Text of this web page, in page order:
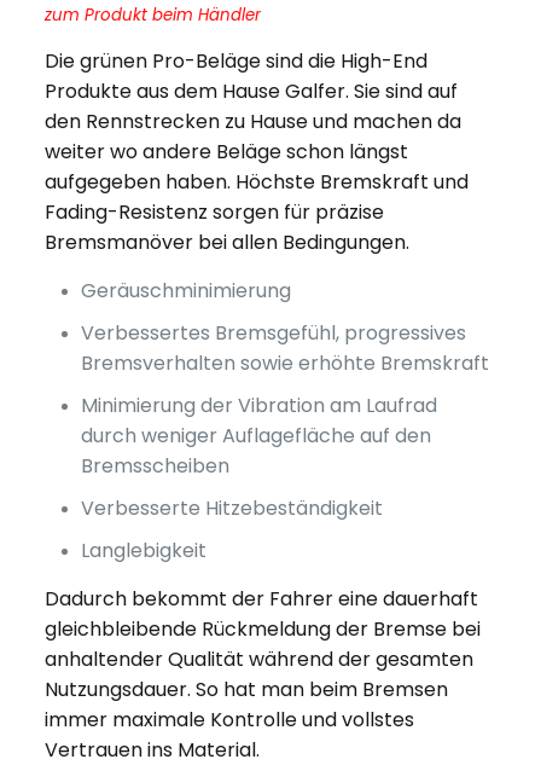
zum Produkt beim Händler
Die grünen Pro-Beläge sind die High-End
Produkte aus dem Hause Galfer. Sie sind auf
den Rennstrecken zu Hause und machen da
weiter wo andere Beläge schon längst
aufgegeben haben. Höchste Bremskraft und
Fading-Resistenz sorgen für präzise
Bremsmanöver bei allen Bedingungen.
Geräuschminimierung
Verbessertes Bremsgefühl, progressives
Bremsverhalten sowie erhöhte Bremskraft
Minimierung der Vibration am Laufrad
durch weniger Auflagefläche auf den
Bremsscheiben
Verbesserte Hitzebeständigkeit
Langlebigkeit
Dadurch bekommt der Fahrer eine dauerhaft
gleichbleibende Rückmeldung der Bremse bei
anhaltender Qualität während der gesamten
Nutzungsdauer. So hat man beim Bremsen
immer maximale Kontrolle und vollstes
Vertrauen ins Material.